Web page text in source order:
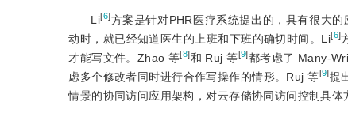
Li[6]方案是针对PHR医疗系统提出的，具有很大
动时，就已经知道医生的上班和下班的确切时间。Li[6]
才能写文件。Zhao 等[8]和 Ruj 等[9]都考虑了 Many-
虑多个修改者同时进行合作写操作的情形。Ruj 等[9]提
情景的协同访问应用架构，对云存储协同访问控制具体